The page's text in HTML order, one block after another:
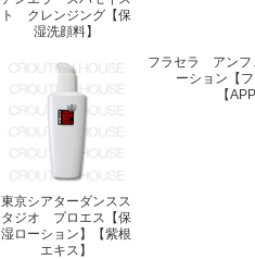
ト クレンジング【保
湿洗顔料】
東京シアターダンスス
タジオ プロエス【保
湿ローション】【紫根
エキス】
フラセラ アンフ
ーション【
【